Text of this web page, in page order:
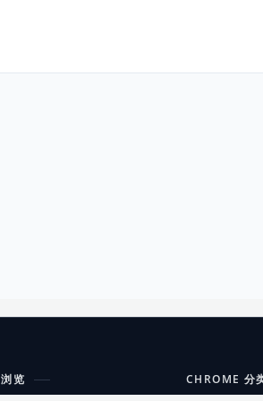
浏览 CHROME 分